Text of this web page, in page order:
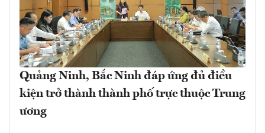
Quảng Ninh, Bắc Ninh đáp ứng đủ điều
kiện trở thành thành phố trực thuộc Trung
ương